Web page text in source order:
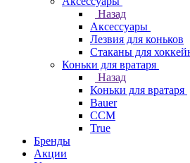
Назад
Аксессуары
Лезвия для коньков
Стаканы для
Коньки для вратаря
Назад
Коньки для вратаря
Bauer
CCM
True
Бренды
Акции